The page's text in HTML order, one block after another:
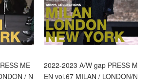
ME
/ N
2022-2023 A/W gap PRESS M
EN vol.67 MILAN / LONDON/N